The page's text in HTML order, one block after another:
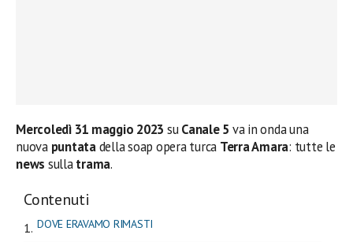
Mercoledì 31 maggio 2023 suCanale 5 va in onda una
nuova puntatadella soap opera turca Terra Amara: tutte le
news sullatrama.
Contenuti
DOVE ERAVAMO RIMASTI